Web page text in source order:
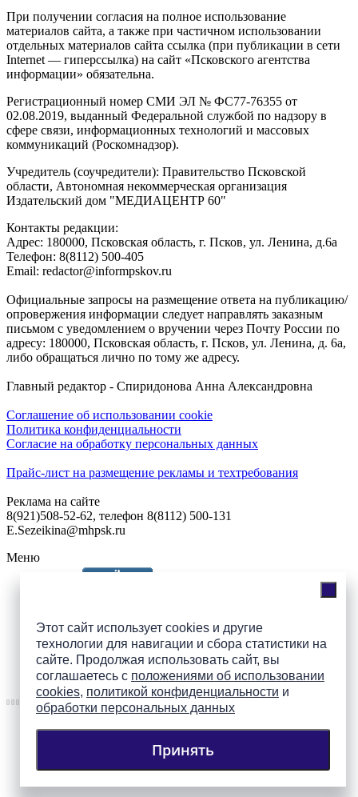
Этот сайт использует cookies и другие
технологии для навигации и сбора статистики на
сайте. Продолжая использовать сайт, вы
соглашаетесь с положениями об использовании
cookies, политикой конфиденциальности и
обработки персональных данных
Принять
При получении согласия на полное использование
материалов сайта, а также при частичном использовании
отдельных материалов сайта ссылка (при публикации в сети
Internet — гиперссылка) на сайт «Псковского агентства
информации» обязательна.
Регистрационный номер СМИ ЭЛ № ФС77-76355 от
02.08.2019, выданный Федеральной службой по надзору в
сфере связи, информационных технологий и массовых
коммуникаций (Роскомнадзор).
Учредитель (соучредители): Правительство Псковской
области, Автономная некоммерческая организация
Издательский дом "МЕДИАЦЕНТР 60"
Контакты редакции:
Адреc: 180000, Псковская область, г. Псков, ул. Ленина, д.6а
Телефон: 8(8112) 500-405
Email: redactor@informpskov.ru
Официальные запросы на размещение ответа на публикацию/
опровержения информации следует направлять заказным
письмом с уведомлением о вручении через Почту России по
адресу: 180000, Псковская область, г. Псков, ул. Ленина, д. 6а,
либо обращаться лично по тому же адресу.
Главный редактор - Спиридонова Анна Александровна
Соглашение об использовании cookie
Политика конфиденциальности
Согласие на обработку персональных данных
Прайс-лист на размещение рекламы и техтребования
Реклама на сайте
8(921)508-52-62, телефон 8(8112) 500-131
E.Sezeikina@mhpsk.ru
Меню
Подпишись на группы
ПАИ в соцсетях!